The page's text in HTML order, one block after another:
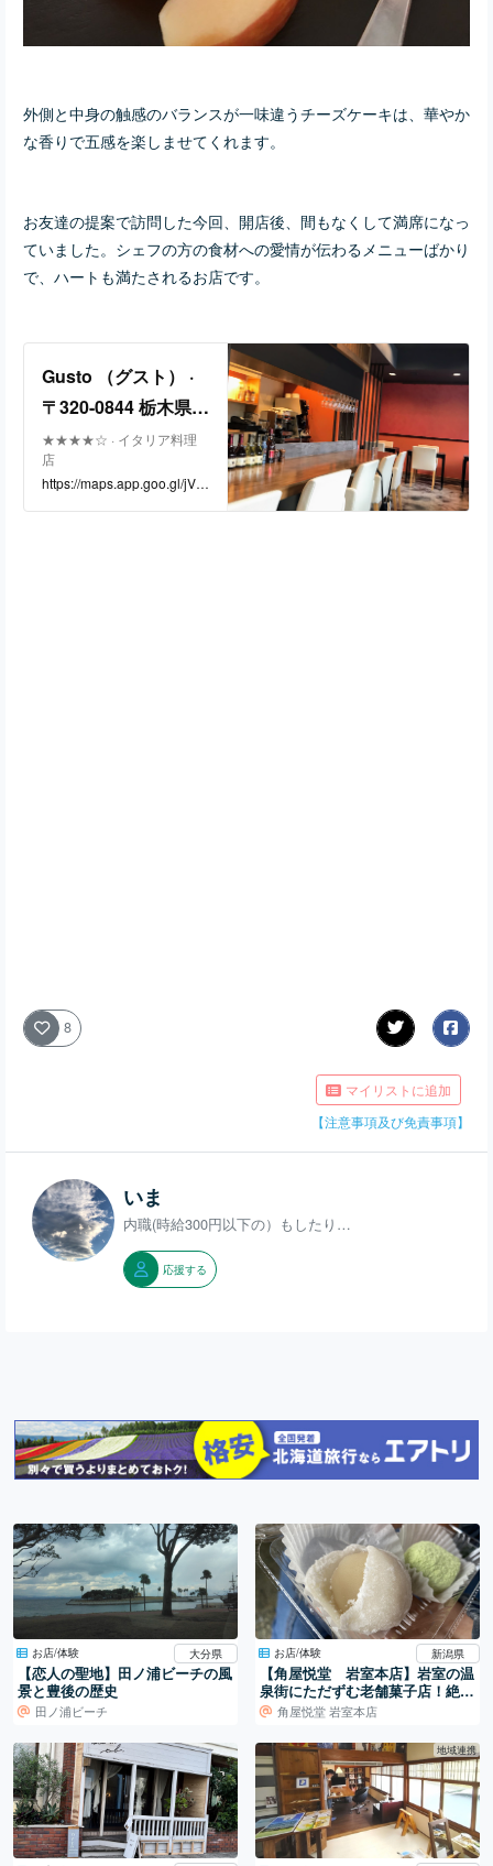
外側と中身の触感のバランスが一味違うチーズケーキは、 華やか
な香りで五感を楽しませてくれます。
お友達の提案で訪問した今回、 開店後、間もなくして満席になっ
ていました。シェフの方の食材への愛情が伝わるメニューばかり
で、ハートも満たされるお店です。
Gusto （グスト） ·
〒320-0844 栃木県宇
都宮市菊水町１１
−２０
★★★★☆ · イタリア料理
店
https://maps.app.goo.gl/jVc
8
マイリストに追加
【注意事項及び免責事項】
いま
内職(時給300円以下の）もしたり…
応援する
お店/体験 大分県
【恋人の聖地】田ノ浦ビーチの風
景と豊後の歴史
田ノ浦ビーチ
お店/体験 新潟県
【角屋悦堂 岩室本店】岩室の温
泉街にただずむ老舗菓子店！絶品
「いちご大福」♪
角屋悦堂 岩室本店
地域連携